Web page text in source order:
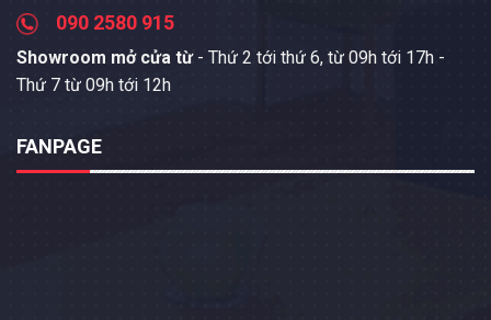
090 2580 915
Showroom mở cửa từ - Thứ 2 tới thứ 6, từ 09h tới 17h -
Thứ 7 từ 09h tới 12h
FANPAGE